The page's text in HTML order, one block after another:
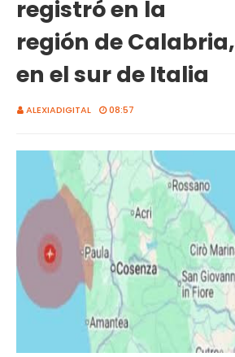
registró en la
región de Calabria,
en el sur de Italia
ALEXIADIGITAL 08:57